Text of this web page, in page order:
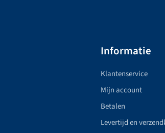
Informatie
Klantenservice
Mijn account
Betalen
Levertijd en